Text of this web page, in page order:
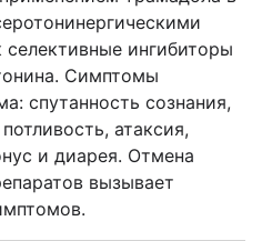
ингибиторы
Симптомы
спутанность сознания,
атаксия,
и диарея. Отмена
вызывает